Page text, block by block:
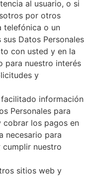
al usuario, o si
por otros
telefónica o un
Datos Personales
con usted y en la
para nuestro interés
y
información
Personales para
los pagos en
necesario para
nuestro
sitios web y